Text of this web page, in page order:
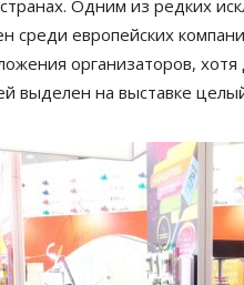
Одним из редких
среди европейских
организаторов,
выделен на выставке